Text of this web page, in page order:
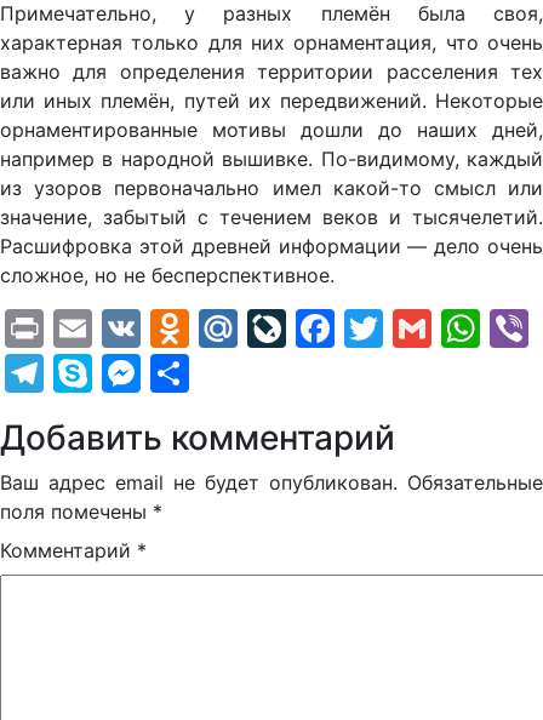
Примечательно, у разных племён была своя,
характерная только для них орнаментация, что очень
важно для определения территории расселения тех
или иных племён, путей их передвижений. Некоторые
орнаментированные мотивы дошли до наших дней,
например в народной вышивке. По-видимому, каждый
из узоров первоначально имел какой-то смысл или
значение, забытый с течением веков и тысячелетий.
Расшифровка этой древней информации — дело очень
сложное, но не бесперспективное.
PrintEmail
VK Odnoklassniki
Mail.Ru
LiveJournal
Facebook
Twitter
Gmail
Telegram
SkypeMessenger
Добавить комментарий
Ваш адрес email не будет опубликован. Обязательные
поля помечены *
Комментарий *